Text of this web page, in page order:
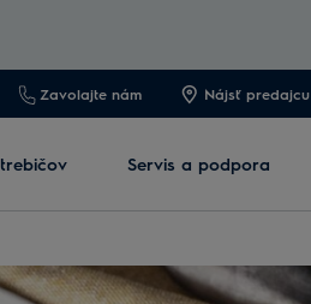
Zavolajte nám Nájsť predajcu
Servis a podpora